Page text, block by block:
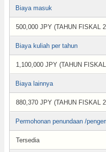
Biaya masuk
500,000 JPY (TAHUN FISKAL
Biaya kuliah per tahun
1,100,000 JPY (TAHUN
Biaya lainnya
880,370 JPY (TAHUN FISKAL
Permohonan penundaan /
Tersedia